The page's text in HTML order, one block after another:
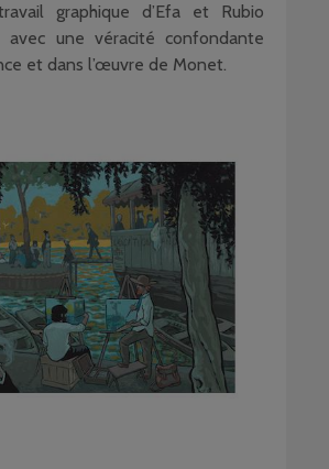
travail graphique d’Efa et Rubio
avec une véracité confondante
et dans l’œuvre de Monet.